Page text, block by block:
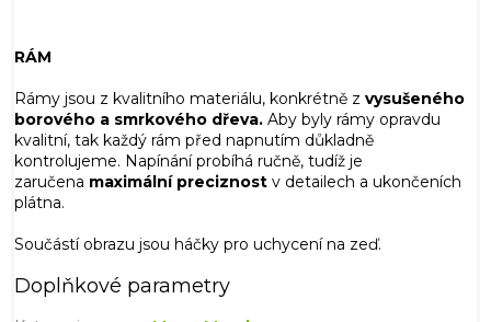
RÁM
Rámy jsou z kvalitního materiálu, konkrétně z vysušeného
borového a smrkového dřeva. Aby byly rámy opravdu
kvalitní, tak každý rám před napnutím důkladně
kontrolujeme. Napínání probíhá ručně, tudíž je
zaručena maximální preciznost v detailech a ukončeních
plátna.
Součástí obrazu jsou háčky pro uchycení na zeď.
Doplňkové parametry